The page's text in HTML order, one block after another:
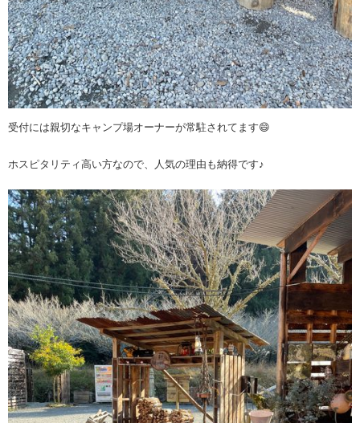
受付には親切なキャンプ場オーナーが常駐されてます😄
ホスピタリティ高い方なので、人気の理由も納得です♪